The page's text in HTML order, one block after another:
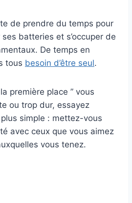
de prendre du temps pour
batteries et s’occuper de
De temps en
tous besoin d’être seul.
première place ” vous
ou trop dur, essayez
simple : mettez-vous
avec ceux que vous aimez
vous tenez.